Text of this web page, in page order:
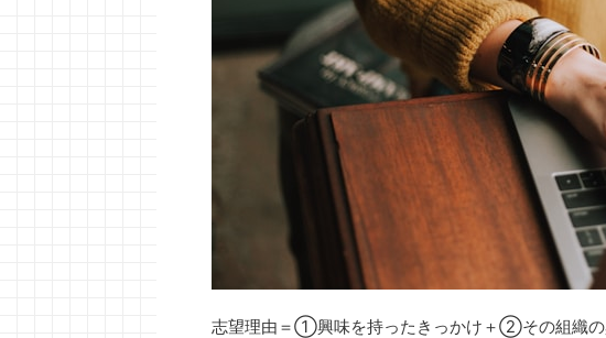
志望理由＝①興味を持ったきっかけ＋②その組織